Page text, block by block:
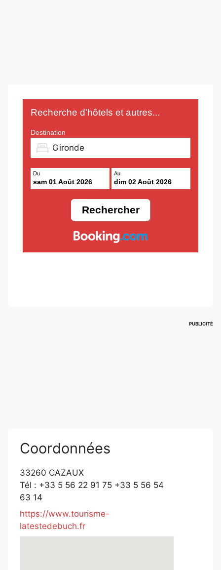
Recherche d'hôtels et autres...
Destination
Du
sam 01 Août 2026
Au
dim 02 Août 2026
PUBLICITÉ
Coordonnées
33260 CAZAUX
Tél : +33 5 56 22 91 75 +33 5 56 54
63 14
https://www.tourisme-
latestedebuch.fr